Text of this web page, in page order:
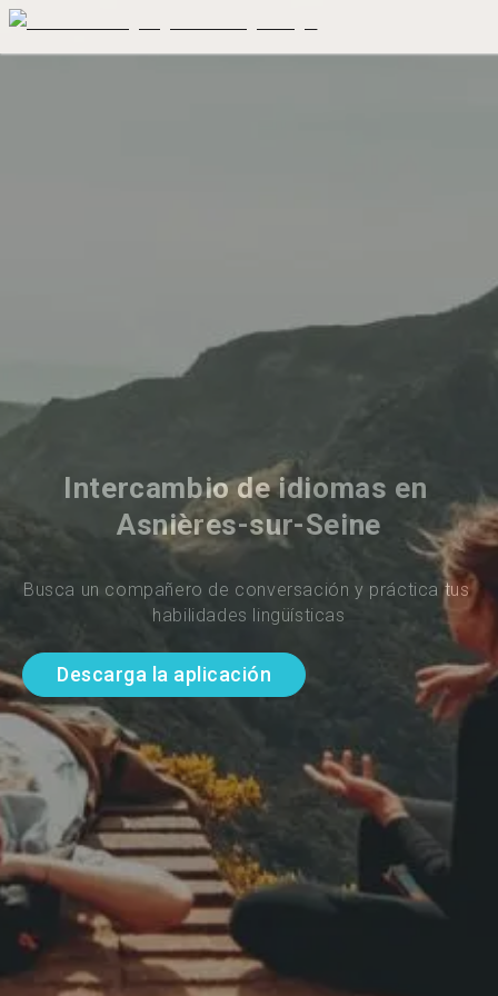
Intercambio de idiomas en
Asnières-sur-Seine
Busca un compañero de conversación y práctica tus
habilidades lingüísticas
Descarga la aplicación